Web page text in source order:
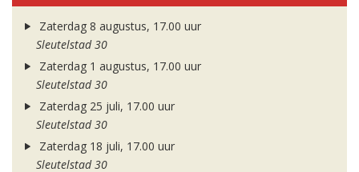
Zaterdag 8 augustus, 17.00 uur
Sleutelstad 30
Zaterdag 1 augustus, 17.00 uur
Sleutelstad 30
Zaterdag 25 juli, 17.00 uur
Sleutelstad 30
Zaterdag 18 juli, 17.00 uur
Sleutelstad 30